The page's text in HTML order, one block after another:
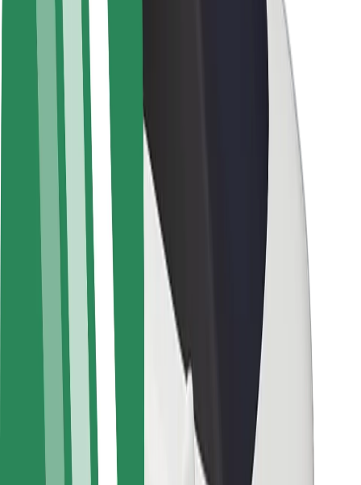
Om Bolt
Hållbarhet på Bolt
Projekt Zero
Blogg
Nyhetsrum
Riktlinjer för varumärket
Uppdrag
Investerarrelationer
Ledning
Varumärke
Media
Urban Fund
Kundsäkerhet
Förarsäkerhet
Scootersäkerhet
Säkerhetslabb